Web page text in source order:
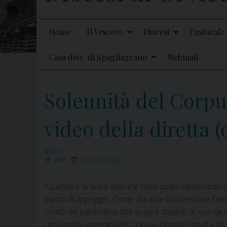
Home Il Vescovo Diocesi Pastorale
Casa dioc. di Spagliagrano Webmail
Solennità del
video della diretta
NEWS
LINK
3 GIUGNO 2021
“Questa è la festa solenne nella quale
punto di appoggio. Come durante l’ascensione
conto del panorama che si apre davanti al suo
clima della solennità del
Corpus Domini , istituita